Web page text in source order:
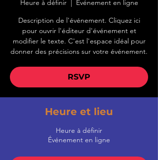
Heure à définir
  |
Événement en ligne
Description de l'événement. Cliquez ici
pour ouvrir l'éditeur d'événement et
modifier le texte. C'est l'espace idéal pour
donner des précisions sur votre événement.
RSVP
Heure et lieu
Heure à définir
Événement en ligne